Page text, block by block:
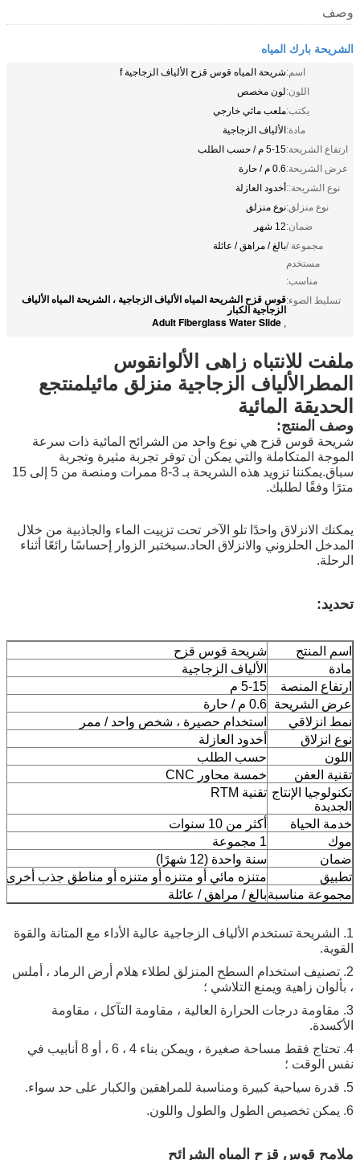
بارك المياه
شريحة المياه قوس قزح الألياف الزجاجية f
لون مخصص
ملعب مائي خارجي
الألياف الزجاجية
5-15 م / حسب الطلب
0.6 م / حارة
أخدود العازلة
منزلق:نوع منزلق
بالغ / مراهق / عائلة
الضوء:قوس قزح الشريحة المياه الألياف الزجاجية ، الشريحة المياه الألياف
الزجاجية الكبار
Adult Fiberglass Water Slide
زاهى الألوان قوس
الألياف الزجاجية منزلق مائيلمنتجع
المائية
قوس قزح هي نوع واحد من الشرائح المائية ذات سرعة
المتكاملة والتي يمكن أن توفر تجربة مثيرة وتجربة
سباق.يمكننا تزويد هذه الشريحة بـ 3-8 ممرات ومنصة من 5 إلى 15
لطلبك.
واحدًا تلو الآخر تحت تزييت الماء والجاذبية من خلال
والانزلاق الحاد.سيختبر الزوار إحساسًا رائعًا أثناء
شريحة قوس قزح
الألياف الزجاجية
المنصة
5-15 م
0.6 م / حارة
استخدام حصيرة ، شخص واحد / ممر
أخدود العازلة
حسب الطلب
خمسة محاور CNC
الإنتاج تقنية RTM
أكثر من 10 سنوات
سنة واحدة (12 شهرًا)
متنزه مائي أو متنزه أو متنزه أو مناطق جذب أخرى
مناسبة بالغ / مراهق / عائلة
تستخدم الألياف الزجاجية عالية الأداء مع المتانة والقوة
استخدام السطح المنزلق لطلاء هلام أرض الرماد ، أملس
زاهية ويمنع التلاشي ؛
درجات الحرارة العالية ، مقاومة التآكل ، مقاومة
4. تحتاج فقط مساحة صغيرة ، ويمكن بناء 4 ، 6 ، أو 8 أنابيب في
؛
قوس قزح المياه الشرائح